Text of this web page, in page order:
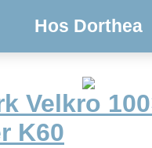
Hos Dorthea
Velkro
K60